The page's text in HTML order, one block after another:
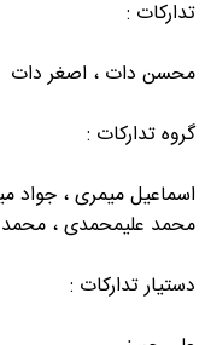
تدارکات :
محسن دات ، اصغر دات
گروه تدارکات :
اسماعیل میمری ، جواد
محمد علیمحمدی ، محمد
دستیار تدارکات :